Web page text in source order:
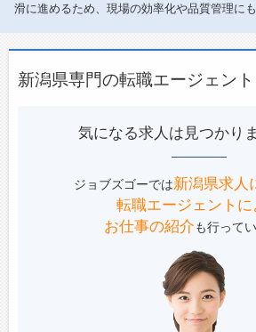
滑に進めるため、現場の効率化や品質管理にも
新潟県専門の転職エージェント
気になる求人は見つかり
ジョブズゴーでは新潟県求人
転職エージェントに
お仕事の紹介も行ってい